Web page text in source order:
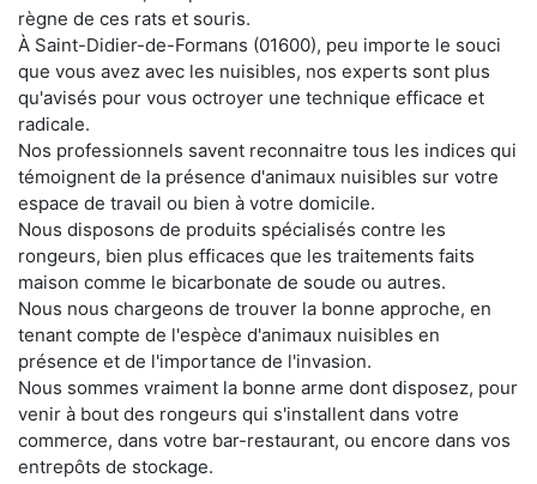
règne de ces rats et souris.
À Saint-Didier-de-Formans (01600), peu importe le souci
que vous avez avec les nuisibles, nos experts sont plus
qu'avisés pour vous octroyer une technique efficace et
radicale.
Nos professionnels savent reconnaitre tous les indices qui
témoignent de la présence d'animaux nuisibles sur votre
espace de travail ou bien à votre domicile.
Nous disposons de produits spécialisés contre les
rongeurs, bien plus efficaces que les traitements faits
maison comme le bicarbonate de soude ou autres.
Nous nous chargeons de trouver la bonne approche, en
tenant compte de l'espèce d'animaux nuisibles en
présence et de l'importance de l'invasion.
Nous sommes vraiment la bonne arme dont disposez, pour
venir à bout des rongeurs qui s'installent dans votre
commerce, dans votre bar-restaurant, ou encore dans vos
entrepôts de stockage.